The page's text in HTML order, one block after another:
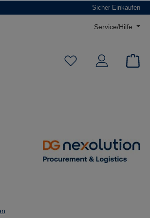
Sicher Einkaufen
Service/Hilfe